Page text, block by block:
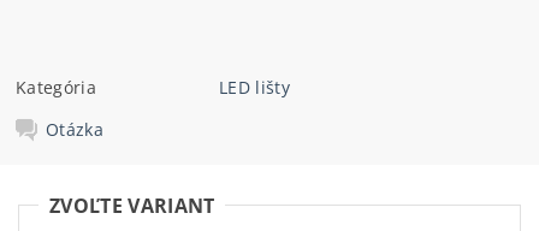
Kategória
LED lišty
Otázka
ZVOĽTE VARIANT